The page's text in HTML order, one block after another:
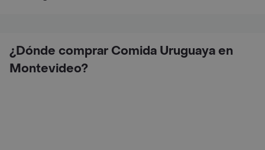
¿Dónde comprar Comida Uruguaya en
Montevideo?